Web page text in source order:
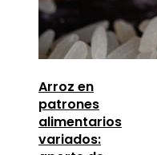
Arroz en
patrones
alimentarios
variados: